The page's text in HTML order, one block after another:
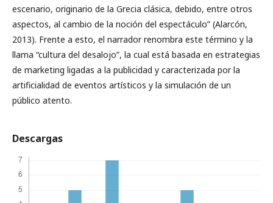
escenario, originario de la Grecia clásica, debido, entre otros
aspectos, al cambio de la noción del espectáculo” (Alarcón,
2013). Frente a esto, el narrador renombra este término y la
llama “cultura del desalojo”, la cual está basada en estrategias
de marketing ligadas a la publicidad y caracterizada por la
artificialidad de eventos artísticos y la simulación de un
público atento.
Descargas